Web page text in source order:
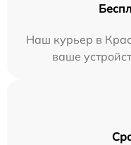
Наш курьер в
ваше